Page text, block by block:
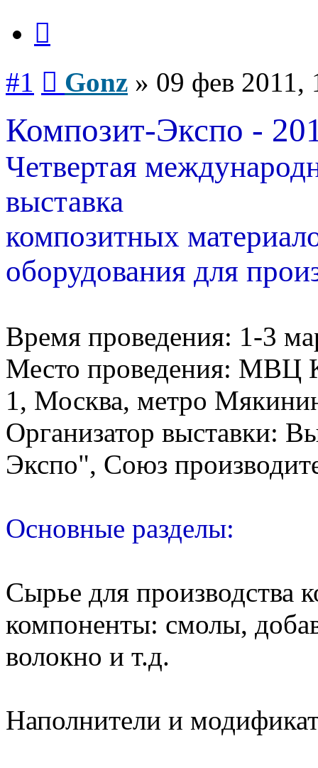
#1 Gonz » 09 фев 2011,
Композит-Экспо -
Четвертая
выставка
композитных
оборудования для
Время проведения: 1-3
Место проведения: МВЦ
1, Москва, метро
Организатор выставки:
Экспо", Союз
Основные разделы:
Сырье для производства
компоненты: смолы,
волокно и т.д.
Наполнители и